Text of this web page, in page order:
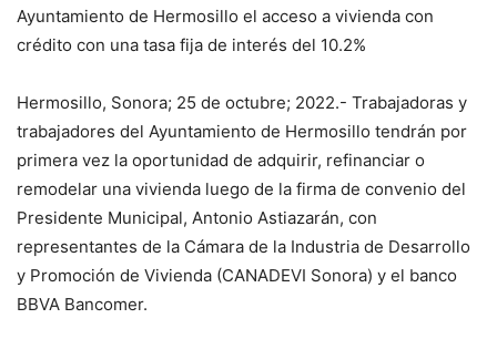
Ayuntamiento de Hermosillo el acceso a vivienda con
crédito con una tasa fija de interés del 10.2%
Hermosillo, Sonora; 25 de octubre; 2022.- Trabajadoras y
trabajadores del Ayuntamiento de Hermosillo tendrán por
primera vez la oportunidad de adquirir, refinanciar o
remodelar una vivienda luego de la firma de convenio del
Presidente Municipal, Antonio Astiazarán, con
representantes de la Cámara de la Industria de Desarrollo
y Promoción de Vivienda (CANADEVI Sonora) y el banco
BBVA Bancomer.